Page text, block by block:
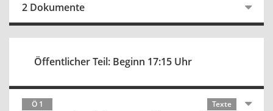
2 Dokumente
Öffentlicher Teil: Beginn 17:15 Uhr
Ö 1 Texte